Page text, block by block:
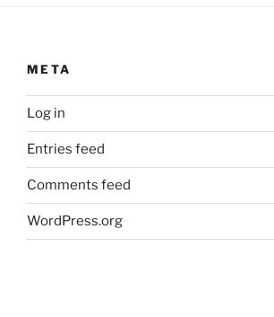
META
Log in
Entries feed
Comments feed
WordPress.org